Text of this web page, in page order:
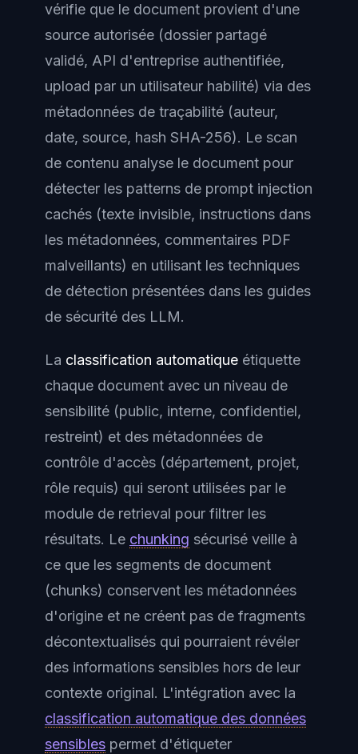
vérifie que le document provient d'une
source autorisée (dossier partagé
validé, API d'entreprise authentifiée,
upload par un utilisateur habilité) via des
métadonnées de traçabilité (auteur,
date, source, hash SHA-256). Le scan
de contenu analyse le document pour
détecter les patterns de prompt injection
cachés (texte invisible, instructions dans
les métadonnées, commentaires PDF
malveillants) en utilisant les techniques
de détection présentées dans les guides
de sécurité des LLM.
La classification automatique étiquette
chaque document avec un niveau de
sensibilité (public, interne, confidentiel,
restreint) et des métadonnées de
contrôle d'accès (département, projet,
rôle requis) qui seront utilisées par le
module de retrieval pour filtrer les
résultats. Le chunking sécurisé veille à
ce que les segments de document
(chunks) conservent les métadonnées
d'origine et ne créent pas de fragments
décontextualisés qui pourraient révéler
des informations sensibles hors de leur
contexte original. L'intégration avec la
classification automatique des données
sensibles permet d'étiqueter